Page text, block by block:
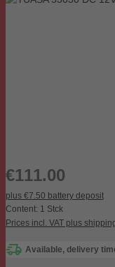
Regular price:
€111.00
plus €7.50 battery deposit
Content: 1 Stck
Prices incl. VAT plus
Available, delivery